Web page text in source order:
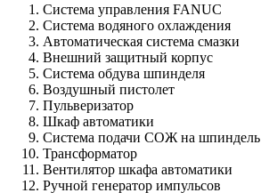
Система управления FANUC
Система водяного охлаждения
Автоматическая система смазки
Внешний защитный корпус
Система обдува шпинделя
Воздушный пистолет
Пульверизатор
Шкаф автоматики
Система подачи СОЖ на шпиндель
Трансформатор
Вентилятор шкафа автоматики
Ручной генератор импульсов